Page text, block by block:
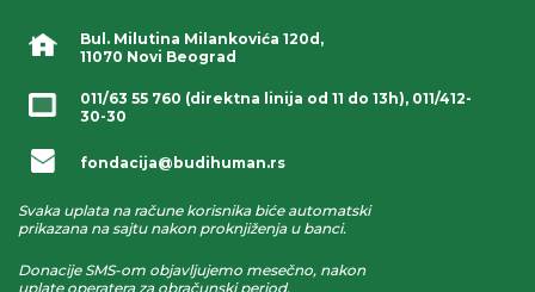
Bul. Milutina Milankovića 120d,
11070 Novi Beograd
011/63 55 760 (direktna linija od 11 do 13h), 011/412-
30-30
fondacija@budihuman.rs
Svaka uplata na račune korisnika biće automatski
prikazana na sajtu nakon proknjiženja u banci.
Donacije SMS-om objavljujemo mesečno, nakon
uplate operatera za obračunski period.